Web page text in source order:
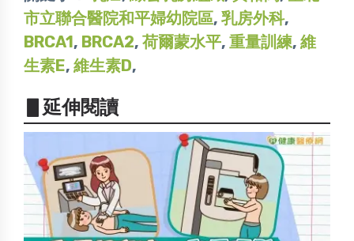
市立聯合醫院和平婦幼院區, 乳房外科,
BRCA1, BRCA2, 荷爾蒙水平, 重量訓練, 維
生素E, 維生素D,
▋延伸閱讀